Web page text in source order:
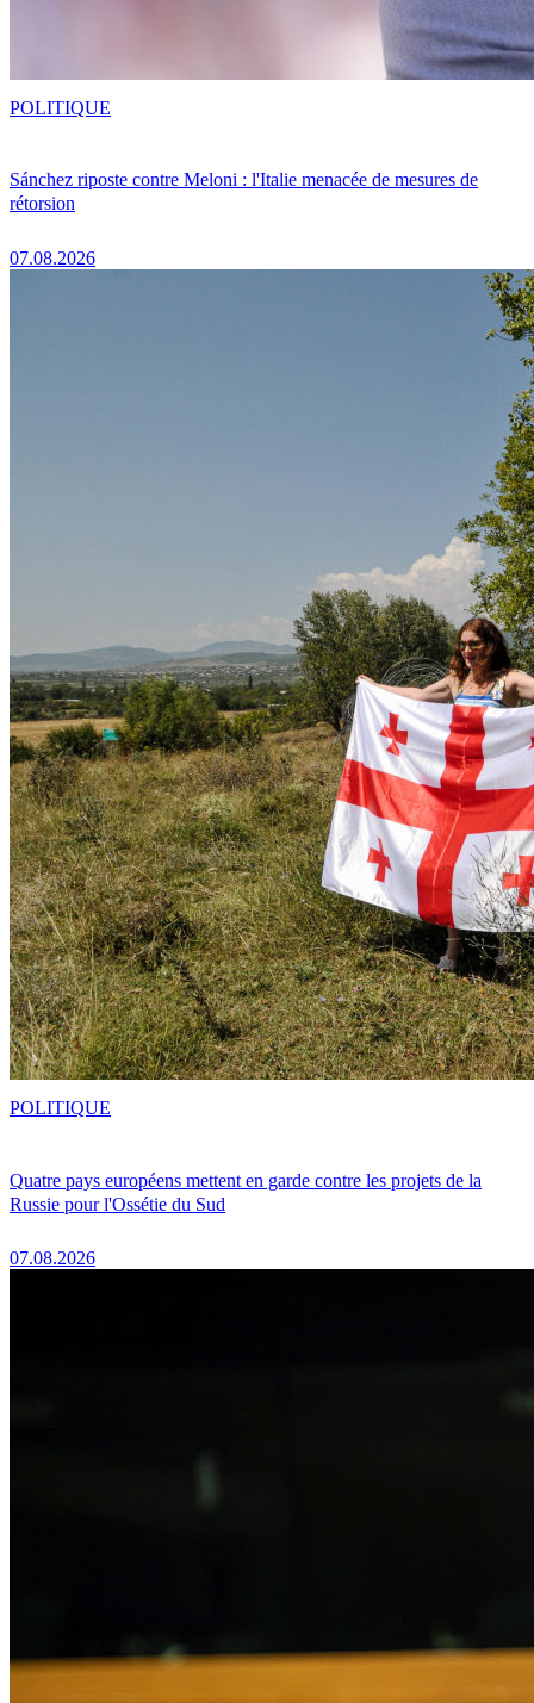
Sánchez riposte contre Meloni : l'Italie menacée de mesures de
rétorsion
07.08.2026
POLITIQUE
Quatre pays européens mettent en garde contre les projets de la
Russie pour l'Ossétie du Sud
07.08.2026
POLITIQUE